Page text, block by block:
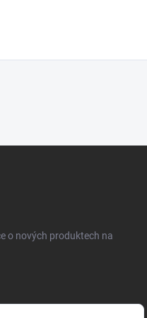
o nových produktech na